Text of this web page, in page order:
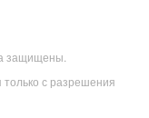
защищены.
только с разрешения